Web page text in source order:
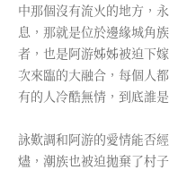
中那個沒有流火的地方，
息，那就是位於邊緣城角
者，也是阿游姊姊被迫下
次來臨的大融合，每個人
有的人冷酷無情，到底誰
詠歎調和阿游的愛情能否
燼，潮族也被迫拋棄了村